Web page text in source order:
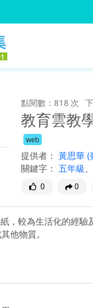
點閱數：818 次
教育雲教
web
提供者： 黃思華 (
關鍵字： 五年級、
0 0
，較為生活化的經
他物質。